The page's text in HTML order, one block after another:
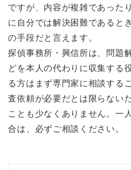
ですが、内容が複雑であった
に自分では解決困難であると
の手段だと言えます。
探偵事務所・興信所は、問題
どを本人の代わりに収集する
る方はまず専門家に相談する
査依頼が必要だとは限らない
ことも少なくありません。一
合は、必ずご相談ください。